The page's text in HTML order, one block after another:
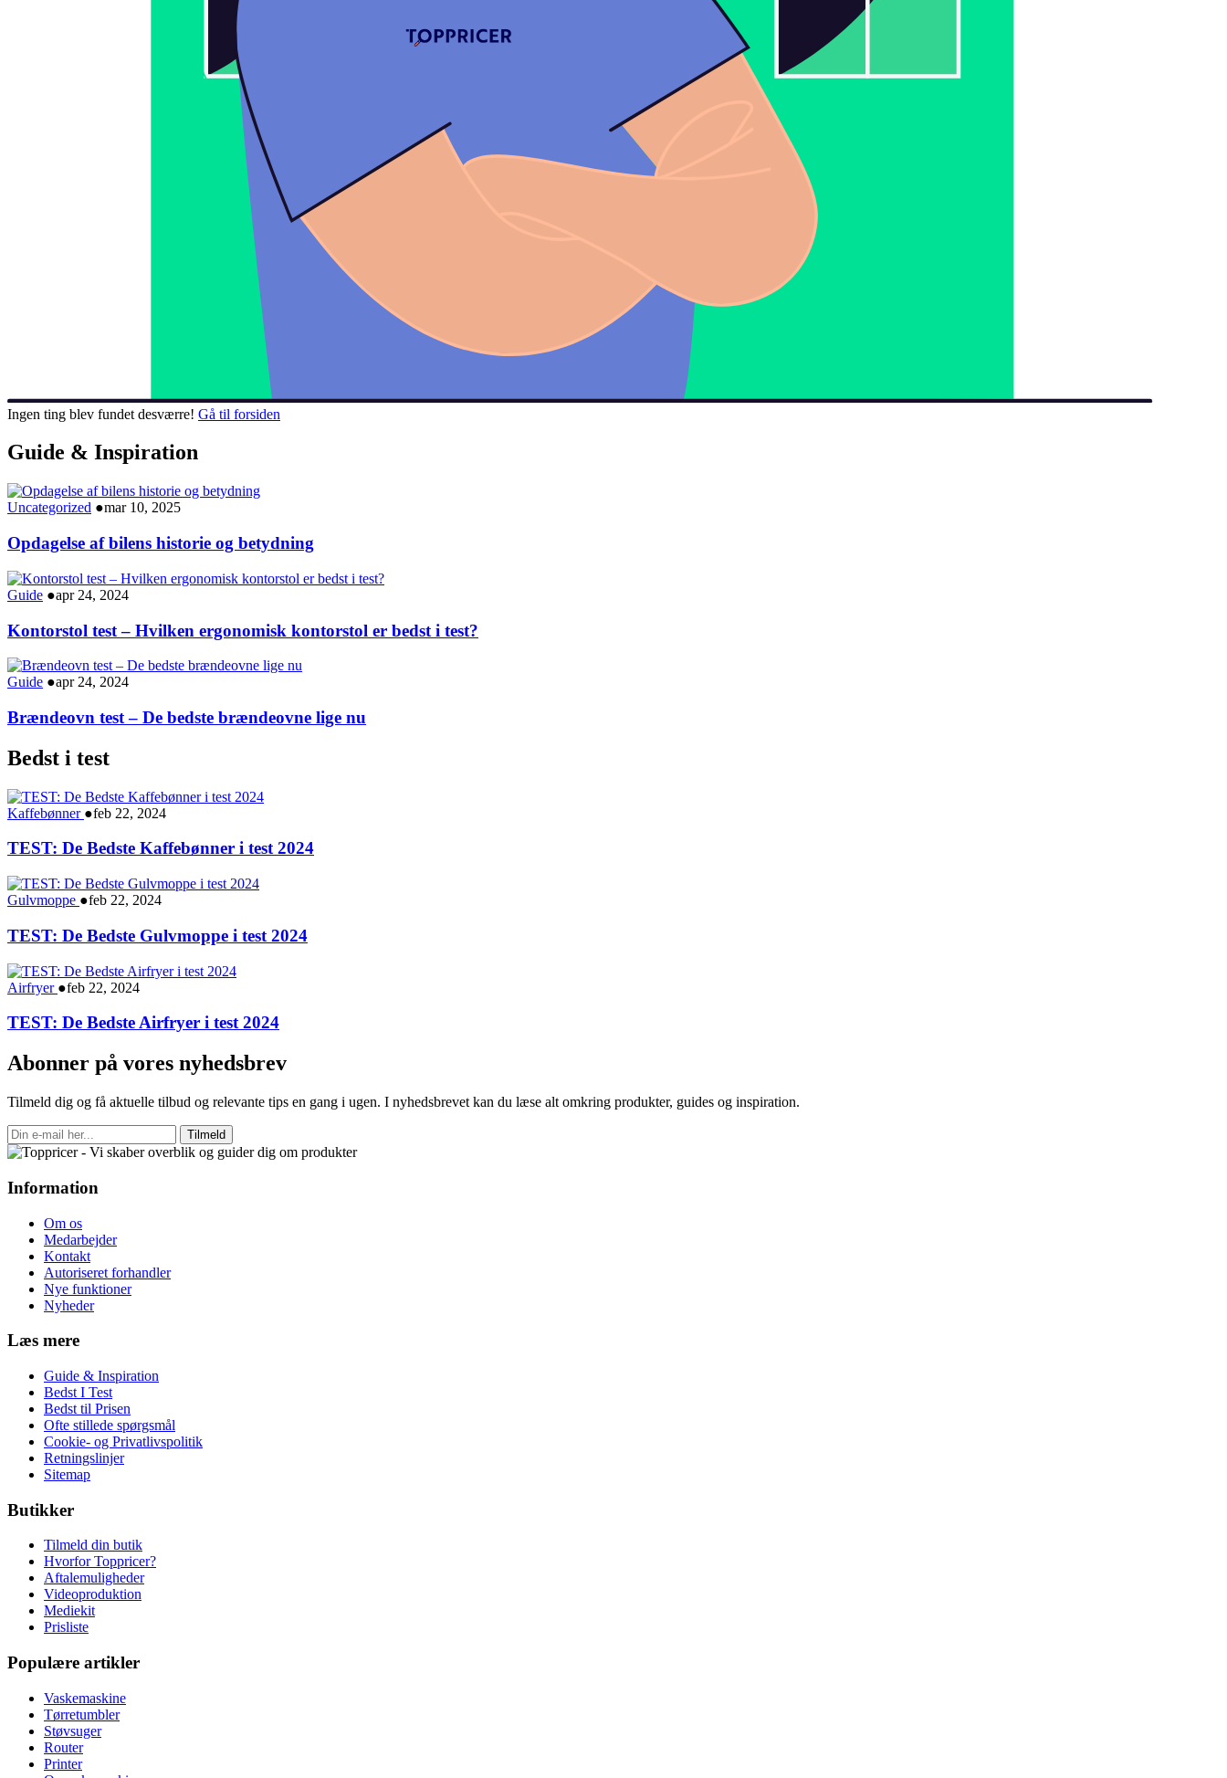
Ingen ting blev fundet desværre! Gå til forsiden
Guide & Inspiration
Uncategorized ●mar 10, 2025
Opdagelse af bilens historie og betydning
Guide ●apr 24, 2024
Kontorstol test – Hvilken ergonomisk kontorstol er bedst i test?
Guide ●apr 24, 2024
Brændeovn test – De bedste brændeovne lige nu
Bedst i test
Kaffebønner ●feb 22, 2024
TEST: De Bedste Kaffebønner i test 2024
Gulvmoppe ●feb 22, 2024
TEST: De Bedste Gulvmoppe i test 2024
Airfryer ●feb 22, 2024
TEST: De Bedste Airfryer i test 2024
Abonner på vores nyhedsbrev
Tilmeld dig og få aktuelle tilbud og relevante tips en gang i ugen. I nyhedsbrevet kan du læse alt omkring produkter, guides og inspiration.
Tilmeld
Information
Om os
Medarbejder
Kontakt
Autoriseret forhandler
Nye funktioner
Nyheder
Læs mere
Guide & Inspiration
Bedst I Test
Bedst til Prisen
Ofte stillede spørgsmål
Cookie- og Privatlivspolitik
Retningslinjer
Sitemap
Butikker
Tilmeld din butik
Hvorfor Toppricer?
Aftalemuligheder
Videoproduktion
Mediekit
Prisliste
Populære artikler
Vaskemaskine
Tørretumbler
Støvsuger
Router
Printer